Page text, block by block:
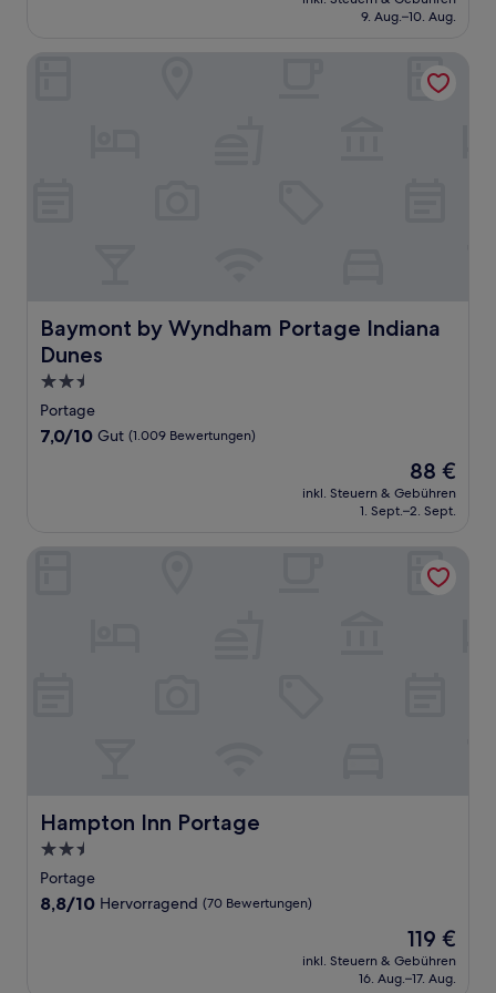
Bewertungen)
beträgt
9. Aug.–10. Aug.
Baymont by Wyndham Portage Indiana
Dunes
Baymont by Wyndham Portage Indiana Dunes
2.5-
Sterne-
Unterkunft
Portage
7.0
7,0/10 Gut (1.009 Bewertungen)
Der
Preis
beträgt
88 €
inkl. Steuern & Gebühren
1. Sept.–2. Sept.
Hampton Inn Portage
Hampton Inn Portage
2.5-
Sterne-
Unterkunft
Portage
8.8
8,8/10 Hervorragend (70 Bewertungen)
Der
Preis
beträgt
119 €
inkl. Steuern & Gebühren
16. Aug.–17. Aug.